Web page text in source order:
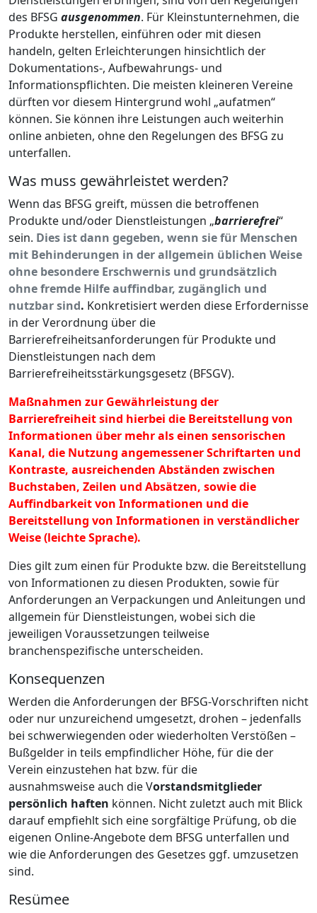
des BFSG ausgenommen. Für Kleinstunternehmen, die
Produkte herstellen, einführen oder mit diesen
handeln, gelten Erleichterungen hinsichtlich der
Dokumentations-, Aufbewahrungs- und
Informationspflichten. Die meisten kleineren Vereine
dürften vor diesem Hintergrund wohl „aufatmen“
können. Sie können ihre Leistungen auch weiterhin
online anbieten, ohne den Regelungen des BFSG zu
unterfallen.
Was muss gewährleistet werden?
Wenn das BFSG greift, müssen die betroffenen
Produkte und/oder Dienstleistungen „barrierefrei“
sein. Dies ist dann gegeben, wenn sie für Menschen
mit Behinderungen in der allgemein üblichen Weise
ohne besondere Erschwernis und grundsätzlich
ohne fremde Hilfe auffindbar, zugänglich und
nutzbar sind. Konkretisiert werden diese Erfordernisse
in der Verordnung über die
Barrierefreiheitsanforderungen für Produkte und
Dienstleistungen nach dem
Barrierefreiheitsstärkungsgesetz (BFSGV).
Maßnahmen zur Gewährleistung der
Barrierefreiheit sind hierbei die Bereitstellung von
Informationen über mehr als einen sensorischen
Kanal, die Nutzung angemessener Schriftarten und
Kontraste, ausreichenden Abständen zwischen
Buchstaben, Zeilen und Absätzen, sowie die
Auffindbarkeit von Informationen und die
Bereitstellung von Informationen in verständlicher
Weise (leichte Sprache).
Dies gilt zum einen für Produkte bzw. die Bereitstellung
von Informationen zu diesen Produkten, sowie für
Anforderungen an Verpackungen und Anleitungen und
allgemein für Dienstleistungen, wobei sich die
jeweiligen Voraussetzungen teilweise
branchenspezifische unterscheiden.
Konsequenzen
Werden die Anforderungen der BFSG-Vorschriften nicht
oder nur unzureichend umgesetzt, drohen – jedenfalls
bei schwerwiegenden oder wiederholten Verstößen –
Bußgelder in teils empfindlicher Höhe, für die der
Verein einzustehen hat bzw. für die
ausnahmsweise auch die Vorstandsmitglieder
persönlich haften können. Nicht zuletzt auch mit Blick
darauf empfiehlt sich eine sorgfältige Prüfung, ob die
eigenen Online-Angebote dem BFSG unterfallen und
wie die Anforderungen des Gesetzes ggf. umzusetzen
sind.
Resümee